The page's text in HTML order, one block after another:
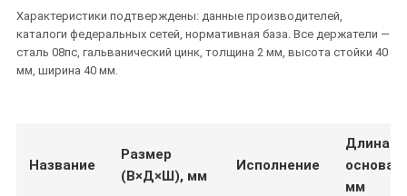
Характеристики подтверждены: данные производителей,
каталоги федеральных сетей, нормативная база. Все держатели —
сталь 08пс, гальванический цинк, толщина 2 мм, высота стойки 40
мм, ширина 40 мм.
Название
Размер
(В×Д×Ш), мм
Исполнение
Длина
мм